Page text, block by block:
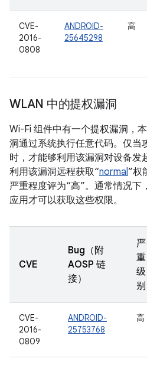
CVE-
2016-
0808
ANDROID-
25645298
高
WLAN 中的提权漏洞
Wi-Fi 组件中有一个提权漏洞，
洞通过系统执行任意代码。仅当
时，才能够利用该漏洞对设备发
利用该漏洞远程获取“normal”权
严重程度评为“高”。通常情况
应用才可以获取这些权限。
CVE
Bug（附
AOSP 链
接）
严
重
级
别
CVE-
2016-
0809
ANDROID-
25753768
高